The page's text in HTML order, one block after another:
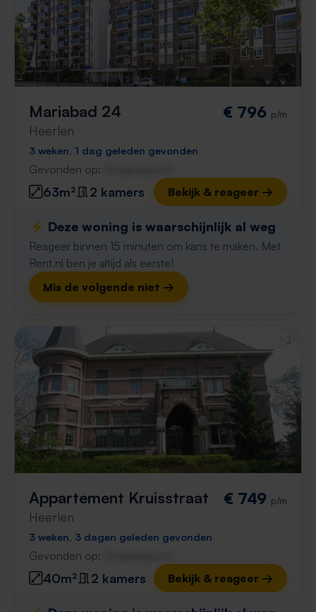
Mariabad 24
Heerlen
€ 796 p/m
3 weken, 1 dag geleden gevonden
Gevonden op:
63m² 2 kamers Bekijk & reageer →
⚡️ Deze woning is waarschijnlijk al weg
Reageer binnen 15 minuten om kans te maken. Met
Rent.nl ben je altijd als eerste!
Mis de volgende niet →
Appartement Kruisstraat
Heerlen
€ 749 p/m
3 weken, 3 dagen geleden gevonden
Gevonden op:
40m² 2 kamers Bekijk & reageer →